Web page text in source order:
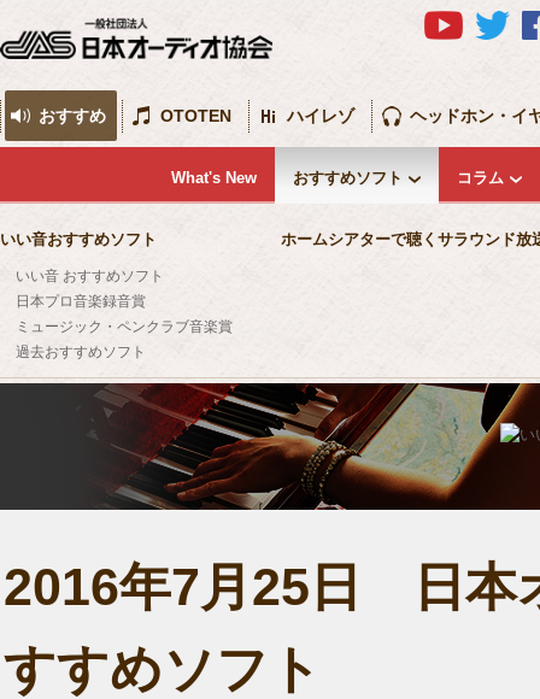
おすすめ
What's New おすすめソフト
いい音おすすめソフト
いい音 おすすめソフト
日本プロ音楽録音賞
ミュージック・ペンクラブ音楽賞
過去おすすめソフト
ホームシアターで聴くサラウンド放
コラム
OTOTEN ハイレゾ ヘッドホン・イ
2016年7月25日 日本
すすめソフト